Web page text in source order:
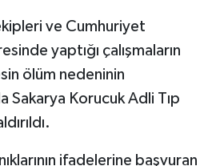
ve Cumhuriyet
yaptığı çalışmaların
ölüm nedeninin
Sakarya Korucuk Adli Tıp
ifadelerine başvuran